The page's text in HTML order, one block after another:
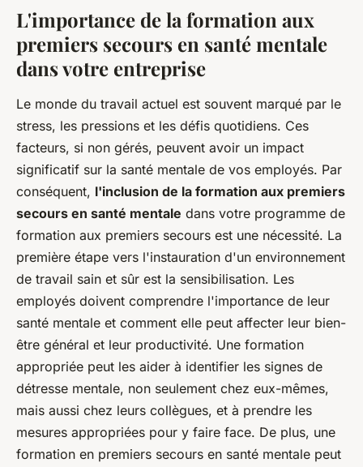
L'importance de la formation aux
premiers secours en santé mentale
dans votre entreprise
Le monde du travail actuel est souvent marqué par le
stress, les pressions et les défis quotidiens. Ces
facteurs, si non gérés, peuvent avoir un impact
significatif sur la santé mentale de vos employés. Par
conséquent, l'inclusion de la formation aux premiers
secours en santé mentale dans votre programme de
formation aux premiers secours est une nécessité. La
première étape vers l'instauration d'un environnement
de travail sain et sûr est la sensibilisation. Les
employés doivent comprendre l'importance de leur
santé mentale et comment elle peut affecter leur bien-
être général et leur productivité. Une formation
appropriée peut les aider à identifier les signes de
détresse mentale, non seulement chez eux-mêmes,
mais aussi chez leurs collègues, et à prendre les
mesures appropriées pour y faire face. De plus, une
formation en premiers secours en santé mentale peut